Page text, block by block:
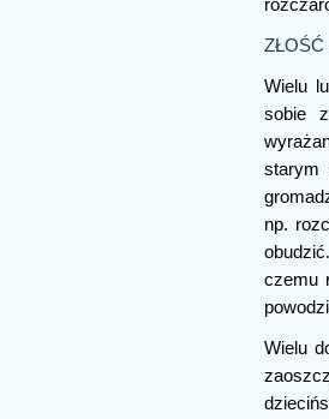
ZŁOŚĆ
Wielu
sobie
starym
np.
czemu
Wielu